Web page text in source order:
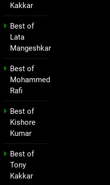
Kakkar
Best of
Lata
Mangeshkar
Best of
Mohammed
Rafi
Best of
Kishore
Kumar
Best of
Tony
Kakkar